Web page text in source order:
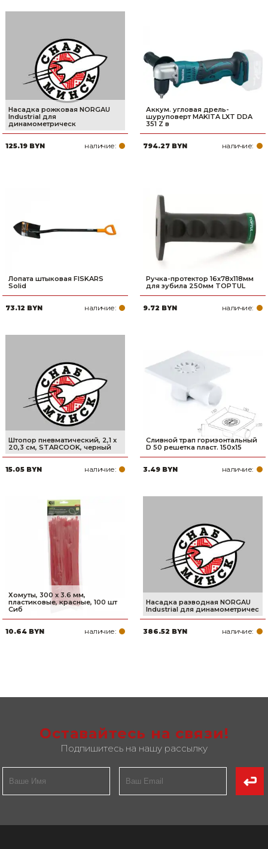
Насадка рожковая NORGAU
Industrial для
динамометрическ
125.19 BYN наличие:
Аккум. угловая дрель-
шуруповерт MAKITA LXT DDA
351 Z в
794.27 BYN наличие:
Лопата штыковая FISKARS
Solid
73.12 BYN наличие:
Ручка-протектор 16х78х118мм
для зубила 250мм TOPTUL
9.72 BYN наличие:
Штопор пневматический, 2,1 х
20,3 см, STARCOOK, черный
15.05 BYN наличие:
Сливной трап горизонтальный
D 50 решетка пласт. 150х15
3.49 BYN наличие:
Хомуты, 300 x 3.6 мм,
пластиковые, красные, 100 шт
Сиб
10.64 BYN наличие:
Насадка разводная NORGAU
Industrial для динамометричес
386.52 BYN наличие:
Оставайтесь на связи!
Подпишитесь на нашу рассылку